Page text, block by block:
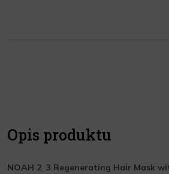
Opis produktu
NOAH 2. 3 Regenerating Hair Mask